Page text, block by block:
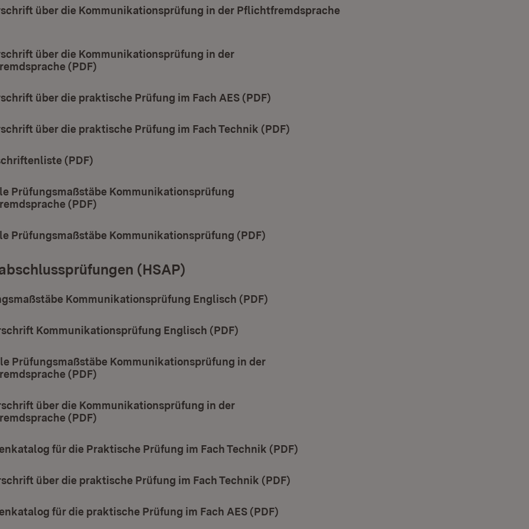
über die Kommunikationsprüfung in der Pflichtfremdsprache
über die Kommunikationsprüfung in der
(PDF)
über die praktische Prüfung im Fach AES (PDF)
über die praktische Prüfung im Fach Technik (PDF)
(PDF)
Prüfungsmaßstäbe Kommunikationsprüfung
(PDF)
Prüfungsmaßstäbe Kommunikationsprüfung (PDF)
(HSAP)
Kommunikationsprüfung Englisch (PDF)
Kommunikationsprüfung Englisch (PDF)
Prüfungsmaßstäbe Kommunikationsprüfung in der
(PDF)
über die Kommunikationsprüfung in der
(PDF)
für die Praktische Prüfung im Fach Technik (PDF)
über die praktische Prüfung im Fach Technik (PDF)
für die praktische Prüfung im Fach AES (PDF)